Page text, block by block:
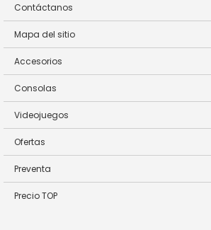
Contáctanos
Mapa del sitio
Accesorios
Consolas
Videojuegos
Ofertas
Preventa
Precio TOP